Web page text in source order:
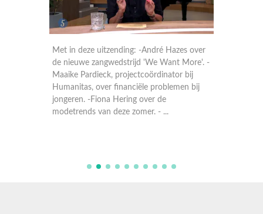
Met in deze uitzending: -André Hazes over
de nieuwe zangwedstrijd 'We Want More'. -
Maaike Pardieck, projectcoördinator bij
Humanitas, over financiële problemen bij
jongeren. -Fiona Hering over de
modetrends van deze zomer. - ...